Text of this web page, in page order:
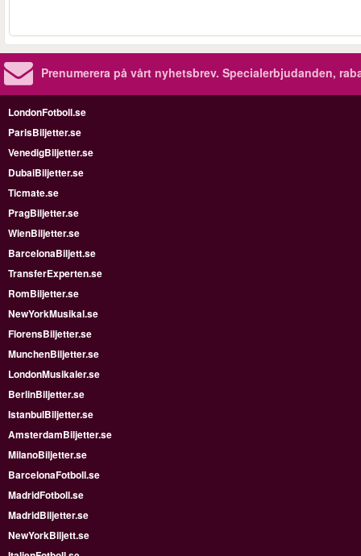
Prenumerera på vårt nyhetsbrev. Specialerbjudanden,
LondonFotboll.se
ParisBiljetter.se
VenedigBiljetter.se
DubaiBiljetter.se
Ticmate.se
PragBiljetter.se
WienBiljetter.se
BarcelonaBiljett.se
TransferExperten.se
RomBiljetter.se
NewYorkMusikal.se
FlorensBiljetter.se
MunchenBiljetter.se
LondonMusikaler.se
BerlinBiljetter.se
IstanbulBiljetter.se
AmsterdamBiljetter.se
MilanoBiljetter.se
BarcelonaFotboll.se
MadridFotboll.se
MadridBiljetter.se
NewYorkBiljett.se